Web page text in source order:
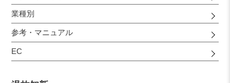
業種別
参考・マニュアル
EC